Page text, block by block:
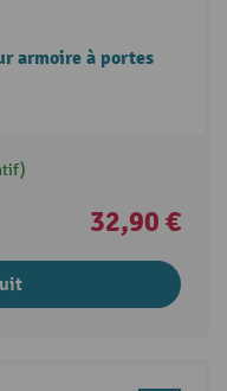
armoire à portes
32,90 €